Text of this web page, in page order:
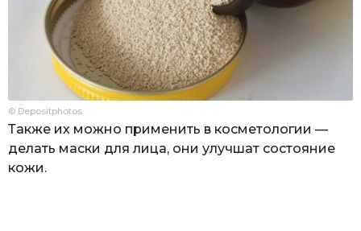
© Depositphotos
Также их можно применить в косметологии —
делать маски для лица, они улучшат состояние
кожи.